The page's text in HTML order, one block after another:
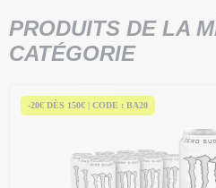
PRODUITS DE LA
CATÉGORIE
-20€ DÈS 150€ | CODE : BA20